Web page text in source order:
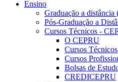
Ensino
Graduação a
Pós-Graduação a
Cursos Técnicos -
O CEPRU
Cursos Técnicos
Cursos
Bolsas de
CREDICEPRU